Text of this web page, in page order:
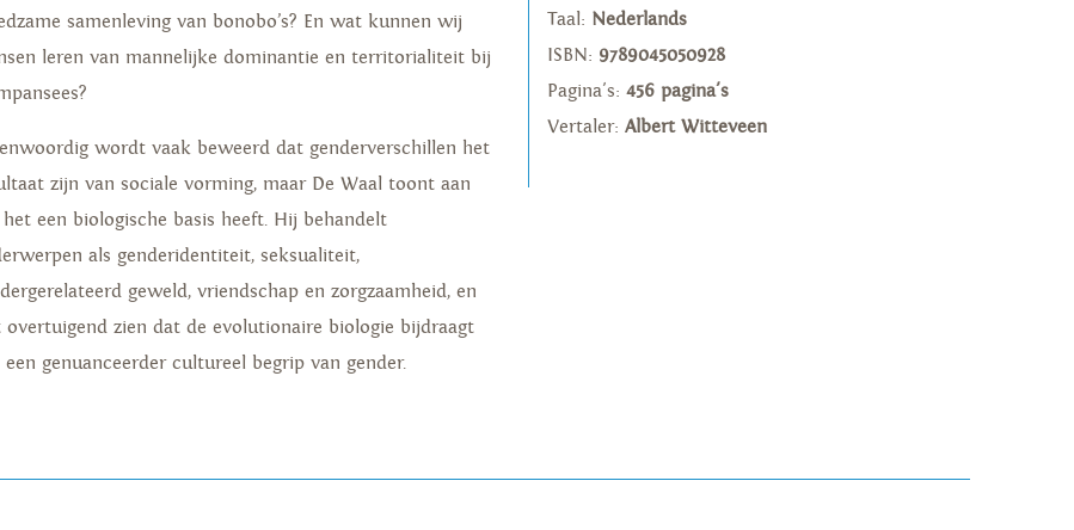
samenleving van bonobo’s? En wat kunnen wij
leren van mannelijke dominantie en territorialiteit bij
wordt vaak beweerd dat genderverschillen het
zijn van sociale vorming, maar De Waal toont aan
een biologische basis heeft. Hij behandelt
als genderidentiteit, seksualiteit,
geweld, vriendschap en zorgzaamheid, en
overtuigend zien dat de evolutionaire biologie bijdraagt
een genuanceerder cultureel begrip van gender.
Taal: Nederlands
ISBN: 9789045050928
Pagina's: 456 pagina's
Vertaler: Albert Witteveen